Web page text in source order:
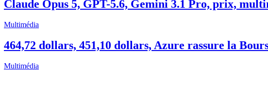
Claude Opus 5, GPT-5.6, Gemini 3.1 Pro, prix,
Multimédia
464,72 dollars, 451,10 dollars, Azure rassure la
Multimédia